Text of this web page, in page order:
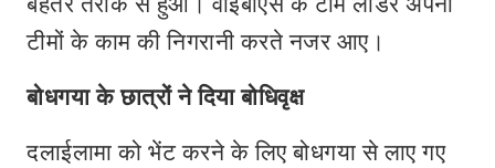
टीमों के काम की निगरानी करते नजर आए।
बोधगया के छात्रों ने दिया बोधिवृक्ष
दलाईलामा को भेंट करने के लिए बोधगया से लाए गए